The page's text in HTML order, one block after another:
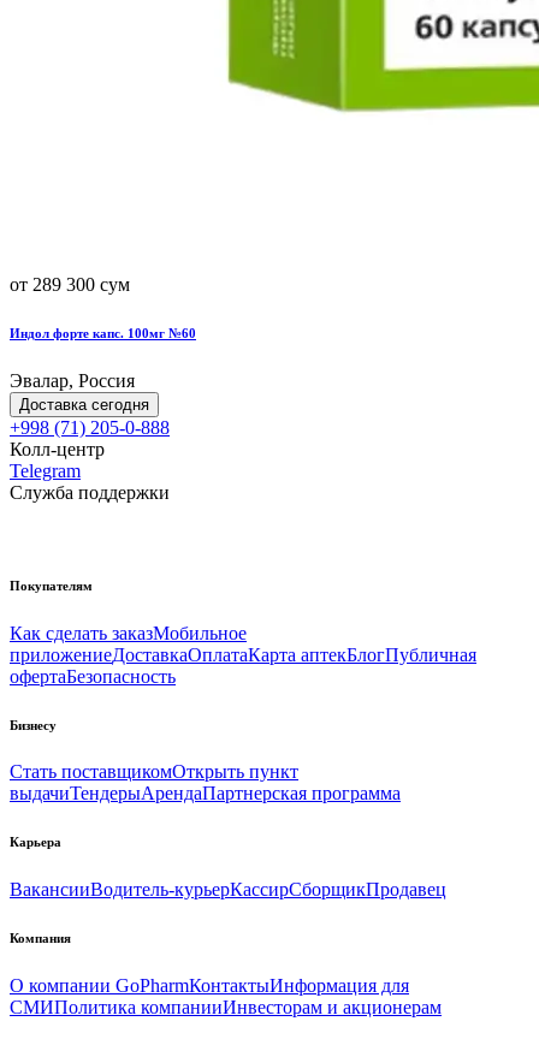
от 289 300 сум
Индол форте капс. 100мг №60
Эвалар, Россия
Доставка сегодня
+998 (71) 205-0-888
Колл-центр
Telegram
Служба поддержки
Покупателям
Как сделать заказМобильное
приложениеДоставкаОплатаКарта аптекБлогПубличная
офертаБезопасность
Бизнесу
Стать поставщикомОткрыть пункт
выдачиТендерыАрендаПартнерская программа
Карьера
ВакансииВодитель-курьерКассирСборщикПродавец
Компания
О компании GoPharmКонтактыИнформация для
СМИПолитика компанииИнвесторам и акционерам